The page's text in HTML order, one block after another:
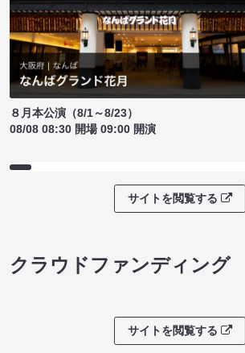
８月本公演（8/1～8/23）
08/08 08:30 開場 09:00 開演
サイトを閲覧する
クラウドファンディング
サイトを閲覧する